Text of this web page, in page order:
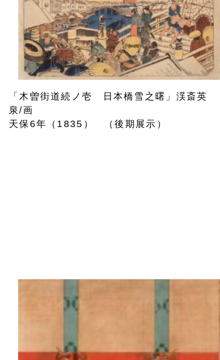
「木曽街道続ノ壱 日本橋雪之曙」渓斎英
泉/画
天保6年（1835） （後期展示）